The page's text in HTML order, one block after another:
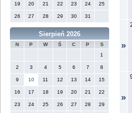
19 20 21 22 23 24 25
26 27 28 29 30 31
Sierpień 2026
N P W Ś C P
S
1
2 3 4 5 6 7 8
9 10 11 12 13 14 15
16 17 18 19 20 21 22
23 24 25 26 27 28 29
»
»